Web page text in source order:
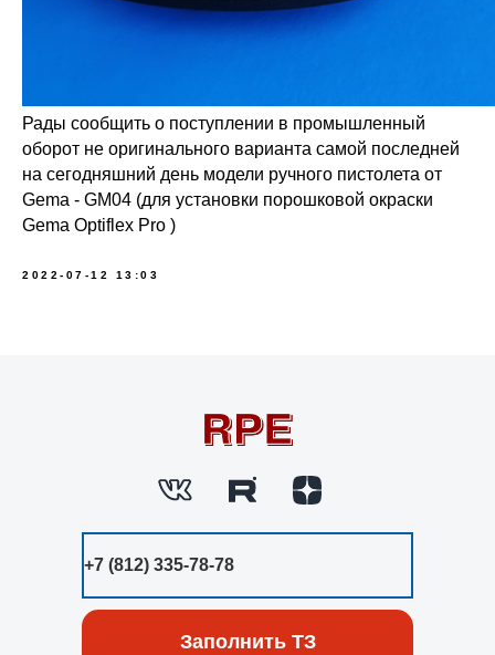
Рады сообщить о поступлении в промышленный
оборот не оригинального варианта самой последней
на сегодняшний день модели ручного пистолета от
Gema - GM04 (для установки порошковой окраски
Gema Optiflex Pro )
2022-07-12 13:03
+7 (812) 335-78-78
Заполнить ТЗ